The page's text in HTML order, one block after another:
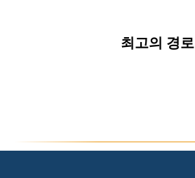
최고의 경로